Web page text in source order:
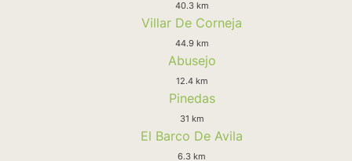
40.3 km
Villar De Corneja
44.9 km
Abusejo
12.4 km
Pinedas
31 km
El Barco De Avila
6.3 km